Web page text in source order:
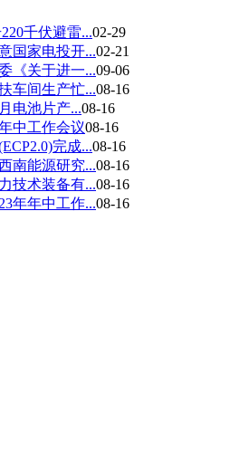
千伏避雷...02-29
国家电投开...02-21
《关于进一...09-06
车间生产忙...08-16
电池片产...08-16
中工作会议08-16
完成...08-16
南能源研究...08-16
技术装备有...08-16
年年中工作...08-16